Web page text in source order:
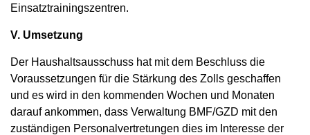
Einsatztrainingszentren.
V. Umsetzung
Der Haushaltsausschuss hat mit dem Beschluss die
Voraussetzungen für die Stärkung des Zolls geschaffen
und es wird in den kommenden Wochen und Monaten
darauf ankommen, dass Verwaltung BMF/GZD mit den
zuständigen Personalvertretungen dies im Interesse der